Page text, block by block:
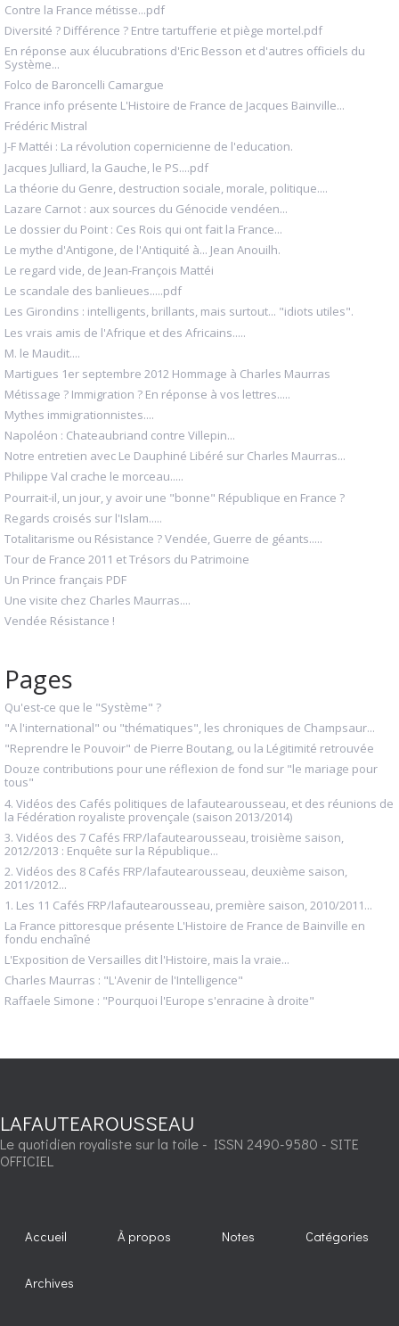
Contre la France métisse...pdf
Diversité ? Différence ? Entre tartufferie et piège mortel.pdf
En réponse aux élucubrations d'Eric Besson et d'autres officiels du
Système...
Folco de Baroncelli Camargue
France info présente L'Histoire de France de Jacques Bainville...
Frédéric Mistral
J-F Mattéi : La révolution copernicienne de l'education.
Jacques Julliard, la Gauche, le PS....pdf
La théorie du Genre, destruction sociale, morale, politique....
Lazare Carnot : aux sources du Génocide vendéen...
Le dossier du Point : Ces Rois qui ont fait la France...
Le mythe d'Antigone, de l'Antiquité à... Jean Anouilh.
Le regard vide, de Jean-François Mattéi
Le scandale des banlieues.....pdf
Les Girondins : intelligents, brillants, mais surtout... "idiots utiles".
Les vrais amis de l'Afrique et des Africains.....
M. le Maudit....
Martigues 1er septembre 2012 Hommage à Charles Maurras
Métissage ? Immigration ? En réponse à vos lettres.....
Mythes immigrationnistes....
Napoléon : Chateaubriand contre Villepin...
Notre entretien avec Le Dauphiné Libéré sur Charles Maurras...
Philippe Val crache le morceau.....
Pourrait-il, un jour, y avoir une "bonne" République en France ?
Regards croisés sur l'Islam.....
Totalitarisme ou Résistance ? Vendée, Guerre de géants.....
Tour de France 2011 et Trésors du Patrimoine
Un Prince français PDF
Une visite chez Charles Maurras....
Vendée Résistance !
Pages
Qu'est-ce que le "Système" ?
"A l'international" ou "thématiques", les chroniques de Champsaur...
"Reprendre le Pouvoir" de Pierre Boutang, ou la Légitimité retrouvée
Douze contributions pour une réflexion de fond sur "le mariage pour
tous"
4. Vidéos des Cafés politiques de lafautearousseau, et des réunions de
la Fédération royaliste provençale (saison 2013/2014)
3. Vidéos des 7 Cafés FRP/lafautearousseau, troisième saison,
2012/2013 : Enquête sur la République...
2. Vidéos des 8 Cafés FRP/lafautearousseau, deuxième saison,
2011/2012...
1. Les 11 Cafés FRP/lafautearousseau, première saison, 2010/2011...
La France pittoresque présente L'Histoire de France de Bainville en
fondu enchaîné
L'Exposition de Versailles dit l'Histoire, mais la vraie...
Charles Maurras : "L'Avenir de l'Intelligence"
Raffaele Simone : "Pourquoi l'Europe s'enracine à droite"
LAFAUTEAROUSSEAU
Le quotidien royaliste sur la toile - ISSN 2490-9580 - SITE
OFFICIEL
Accueil À propos Notes Catégories
Archives